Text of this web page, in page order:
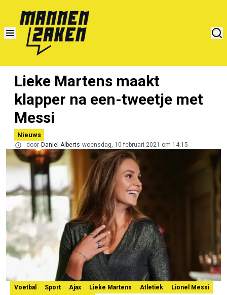
Lieke Martens maakt
klapper na een-tweetje met
Messi
Nieuws
door Daniel Alberts woensdag, 10 februari 2021 om 14:15
Voetbal Sport Ajax Lieke Martens Atletiek
Lionel Messi